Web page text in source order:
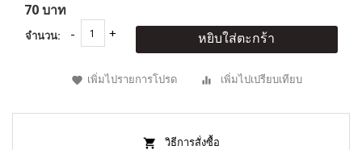
70 บาท
จำนวน: หยิบใส่ตะกร้า
เพิ่มไปรายการโปรด เพิ่มไปเปรียบเทียบ
วิธีการสั่งซื้อ